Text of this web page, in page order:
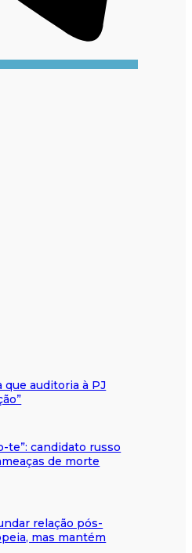
que auditoria à PJ
te”: candidato russo
de morte
relação pós-
mas mantém